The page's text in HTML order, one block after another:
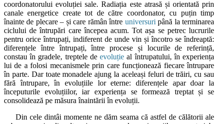
coordonatorului evoluției sale. Radiația este atrasă și orientată prin
canale energetice create tot de către coordonator, cu puțin timp
înainte de plecare – și care rămân între universuri până la terminarea
ciclului de întrupări care începea acum. Tot așa se petrec lucrurile
pentru orice întrupați, indiferent de unde vin și încotro se îndreaptă:
diferențele între întrupați, între procese și locurile de referință,
constau în gradele, treptele deevoluție al întrupatului, în experiența
lui de a folosi mecanismele prin care funcționează fiecare întrupare
în parte. Dar toate monadele ajung la aceleași feluri de trăiri, cu sau
fără întrupare, în evoluțiile lor eterne: diferențele apar doar la
începuturile evoluțiilor, iar experiența se formează treptat și se
consolidează pe măsura înaintării în evoluții.
Din cele dintâi momente ne dăm seama că astfel de călătorii ale